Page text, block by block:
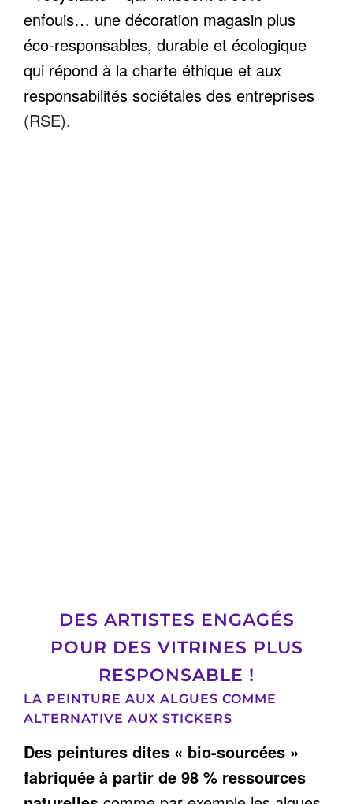
enfouis… une décoration magasin plus
éco-responsables, durable et écologique
qui répond à la charte éthique et aux
responsabilités sociétales des entreprises
(RSE).
DES ARTISTES ENGAGÉS
POUR DES VITRINES PLUS
RESPONSABLE !
LA PEINTURE AUX ALGUES COMME
ALTERNATIVE AUX STICKERS
Des peintures dites « bio-sourcées »
fabriquée à partir de 98 % ressources